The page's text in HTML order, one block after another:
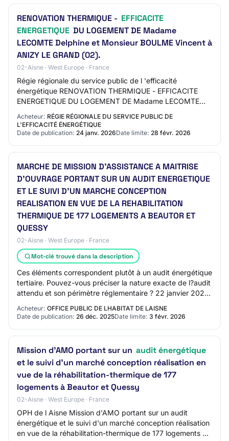
RENOVATION THERMIQUE - EFFICACITE
ENERGETIQUE DU LOGEMENT DE Madame
LECOMTE Delphine et Monsieur BOULME Vincent à
ANIZY LE GRAND (02).
02-Aisne · West Europe · France
Régie régionale du service public de l 'efficacité
énergétique RENOVATION THERMIQUE - EFFICACITE
ENERGETIQUE DU LOGEMENT DE Madame LECOMTE
Delphine et Monsieur BOULME Vincent à ANIZY LE
GRAND (02). A…
Acheteur: RÉGIE RÉGIONALE DU SERVICE PUBLIC DE
L'EFFICACITÉ ÉNERGÉTIQUE
Date de publication: 24 janv. 2026Date limite: 28 févr. 2026
MARCHE DE MISSION D'ASSISTANCE A MAITRISE
D'OUVRAGE PORTANT SUR UN AUDIT ENERGETIQUE
ET LE SUIVI D'UN MARCHE CONCEPTION
REALISATION EN VUE DE LA REHABILITATION
THERMIQUE DE 177 LOGEMENTS A BEAUTOR ET
QUESSY
02-Aisne · West Europe · France
Mot-clé trouvé dans la description
Ces éléments correspondent plutôt à un audit énergétique
tertiaire. Pouvez-vous préciser la nature exacte de l?audit
attendu et son périmètre réglementaire ? 22 janvier 2026
Acheteur: OFFICE PUBLIC DE LHABITAT DE LAISNE
Date de publication: 26 déc. 2025Date limite: 3 févr. 2026
Mission d'AMO portant sur un audit énergétique
et le suivi d'un marché conception réalisation en
vue de la réhabilitation-thermique de 177
logements à Beautor et Quessy
02-Aisne · West Europe · France
OPH de l Aisne Mission d'AMO portant sur un audit
énergétique et le suivi d'un marché conception réalisation
en vue de la réhabilitation-thermique de 177 logements à